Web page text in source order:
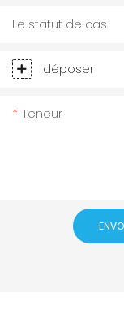
Le statut de cas
déposer
Teneur